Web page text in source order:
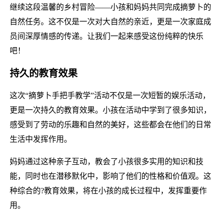
继续这段温馨的乡村冒险——小孩和妈妈共同完成摘萝卜的
自然任务。这不仅是一次对大自然的亲近，更是一次家庭成
员间深厚情感的传递。让我们一起来感受这份纯粹的快乐
吧！
持久的教育效果
这次“摘萝卜手把手教学”活动不仅是一次短暂的娱乐活动，
更是一次持久的教育效果。小孩在活动中学到了很多知识，
感受到了劳动的乐趣和自然的美好，这些都会在他们的日常
生活中发挥作用。
妈妈通过这种亲子互动，教会了小孩很多实用的知识和技
能，同时也在潜移默化中，影响了他们的性格和价值观。这
种综合的?教育效果，将在小孩的成长过程中，发挥重要作
用。